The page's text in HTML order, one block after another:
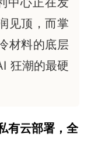
见顶，而掌
材料的底层
狂潮的最硬
有云部署，全